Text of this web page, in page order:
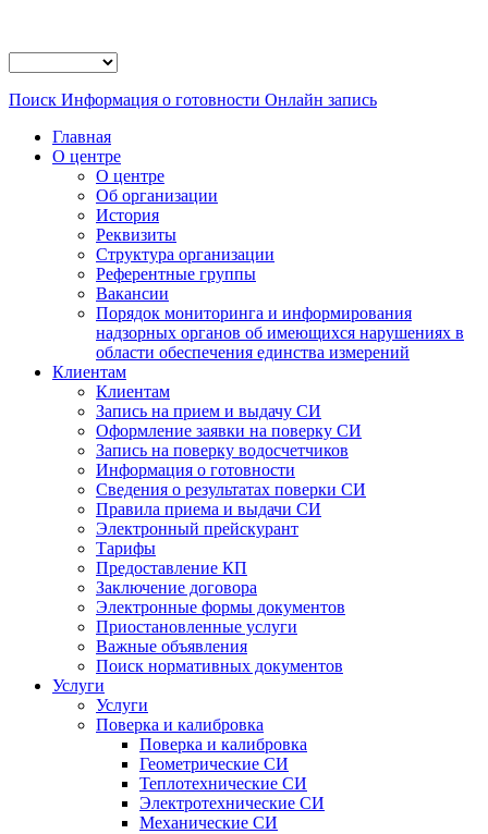
Поиск Информация о готовности Онлайн запись
Главная
О центре
О центре
Об организации
История
Реквизиты
Структура организации
Референтные группы
Вакансии
Порядок мониторинга и информирования
надзорных органов об имеющихся нарушениях в
области обеспечения единства измерений
Клиентам
Клиентам
Запись на прием и выдачу СИ
Оформление заявки на поверку СИ
Запись на поверку водосчетчиков
Информация о готовности
Сведения о результатах поверки СИ
Правила приема и выдачи СИ
Электронный прейскурант
Тарифы
Предоставление КП
Заключение договора
Электронные формы документов
Приостановленные услуги
Важные объявления
Поиск нормативных документов
Услуги
Услуги
Поверка и калибровка
Поверка и калибровка
Геометрические СИ
Теплотехнические СИ
Электротехнические СИ
Механические СИ